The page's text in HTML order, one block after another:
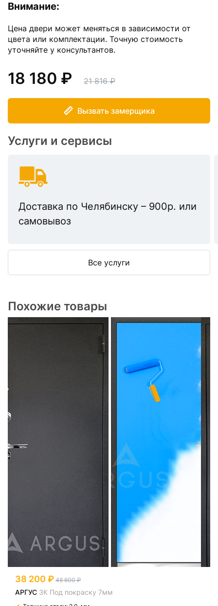
Размер
Толщина полотна
Уплотнение
Цвет внешнего покрытия
Внимание:
Цена двери может меняться в зависимости от
цвета или комплектации. Точную стоимость
уточняйте у консультантов.
18 180 21 816
Вызвать замерщика
Услуги и сервисы
Доставка по Челябинску – 900р. или
самовывоз
Все услуги
Похожие товары
38 200 48 600
АРГУС 3К Под покраску 7мм